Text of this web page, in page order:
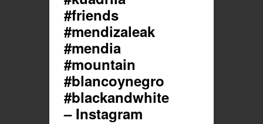
#friends
#mendizaleak
#mendia
#mountain
#blancoynegro
#blackandwhite
– Instagram